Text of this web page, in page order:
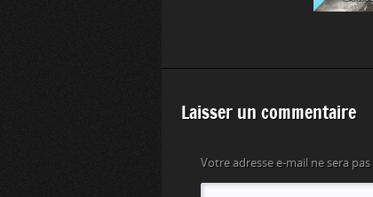
Laisser un commentaire
Votre adresse e-mail ne sera